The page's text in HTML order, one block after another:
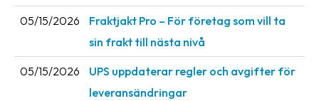
Barcode
Support
05/15/2026
Fraktjakt Pro – För företag som vill ta
sin frakt till nästa nivå
05/15/2026
UPS uppdaterar regler och avgifter för
leveransändringar